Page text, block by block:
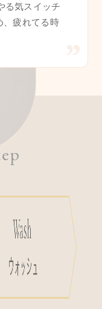
る気スイッチ
、疲れてる時